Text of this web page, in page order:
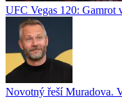
UFC Vegas 120: Gamrot
Novotný řeší Muradova.